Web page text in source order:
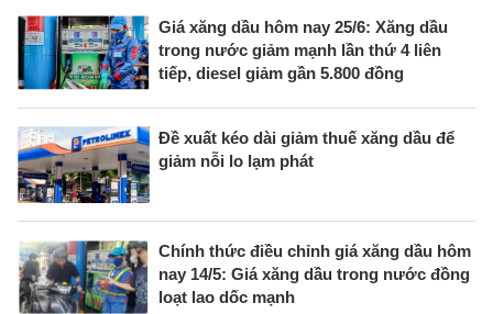
Giá xăng dầu hôm nay 25/6: Xăng dầu
trong nước giảm mạnh lần thứ 4 liên
tiếp, diesel giảm gần 5.800 đồng
Đề xuất kéo dài giảm thuế xăng dầu để
giảm nỗi lo lạm phát
Chính thức điều chỉnh giá xăng dầu hôm
nay 14/5: Giá xăng dầu trong nước đồng
loạt lao dốc mạnh